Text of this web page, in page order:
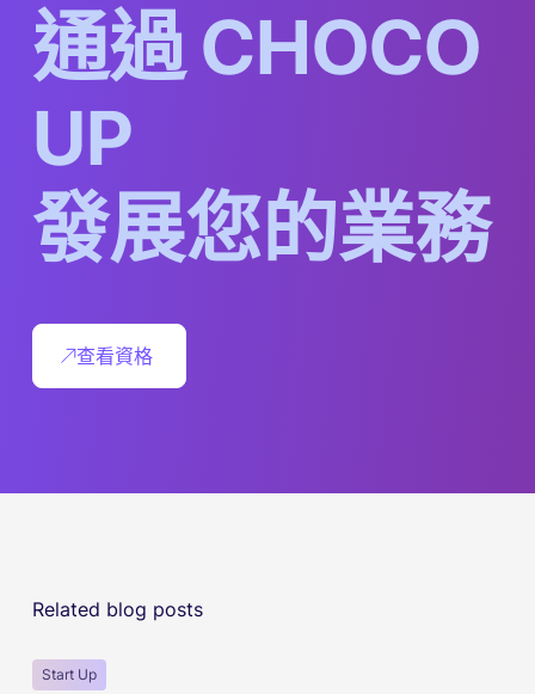
通過CHOCO
UP
發展您的業務
查看資格
Related blog posts
Start Up